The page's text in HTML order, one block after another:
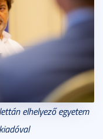
elhelyező egyetem